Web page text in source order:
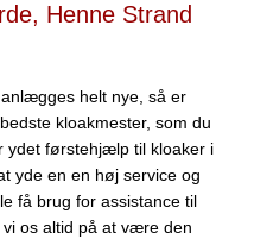
Henne Strand
helt nye, så er
kloakmester, som du
ydet førstehjælp til kloaker i
yde en en høj service og
få brug for assistance til
os altid på at være den